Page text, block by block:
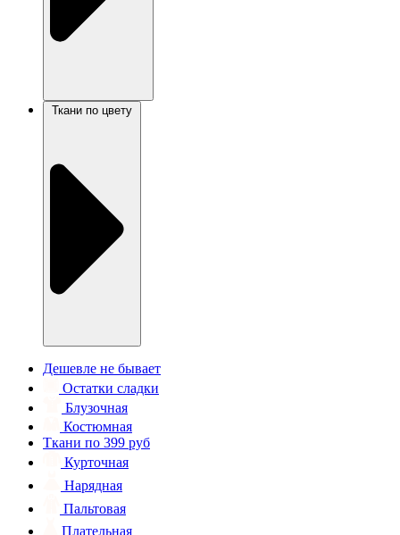
Дешевле не бывает
Остатки сладки
Блузочная
Костюмная
Ткани по 399 руб
Курточная
Нарядная
Пальтовая
Плательная